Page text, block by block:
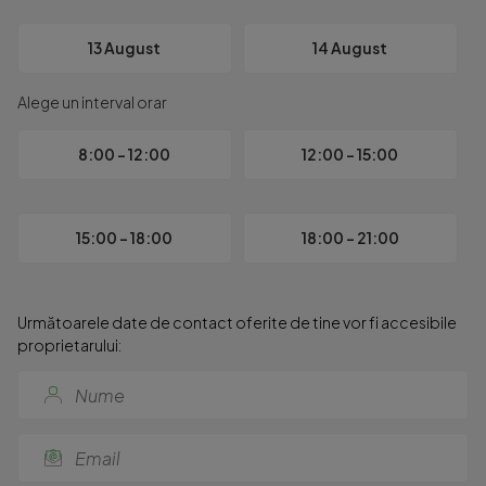
Consumul de energie primara:
Consum de energie din surse regenerabile:
13 August 14 August
Alege un interval orar
8:00 - 12:00 12:00 - 15:00
15:00 - 18:00 18:00 - 21:00
Următoarele date de contact oferite de tine vor fi accesibile
proprietarului: